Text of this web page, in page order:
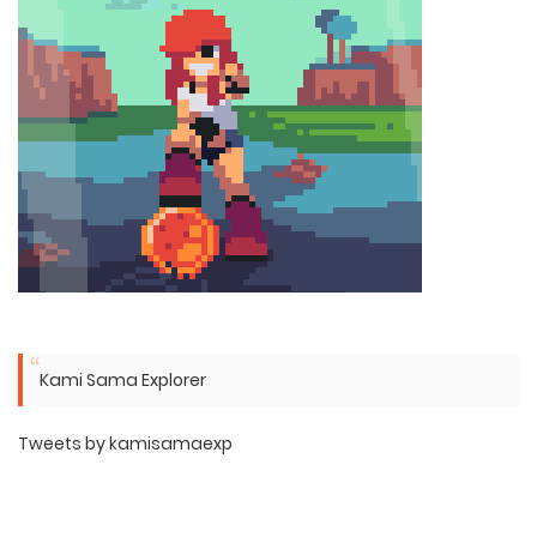
Kami Sama Explorer
Tweets by kamisamaexp